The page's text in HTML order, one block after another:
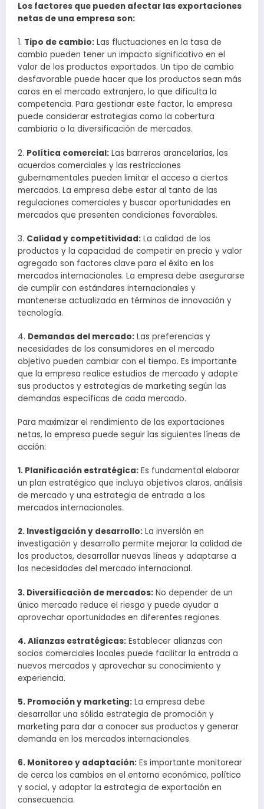
Los factores que pueden afectar las exportaciones
netas de una empresa son:
1. Tipo de cambio: Las fluctuaciones en la tasa de
cambio pueden tener un impacto significativo en el
valor de los productos exportados. Un tipo de cambio
desfavorable puede hacer que los productos sean más
caros en el mercado extranjero, lo que dificulta la
competencia. Para gestionar este factor, la empresa
puede considerar estrategias como la cobertura
cambiaria o la diversificación de mercados.
2. Política comercial: Las barreras arancelarias, los
acuerdos comerciales y las restricciones
gubernamentales pueden limitar el acceso a ciertos
mercados. La empresa debe estar al tanto de las
regulaciones comerciales y buscar oportunidades en
mercados que presenten condiciones favorables.
3. Calidad y competitividad: La calidad de los
productos y la capacidad de competir en precio y valor
agregado son factores clave para el éxito en los
mercados internacionales. La empresa debe asegurarse
de cumplir con estándares internacionales y
mantenerse actualizada en términos de innovación y
tecnología.
4. Demandas del mercado: Las preferencias y
necesidades de los consumidores en el mercado
objetivo pueden cambiar con el tiempo. Es importante
que la empresa realice estudios de mercado y adapte
sus productos y estrategias de marketing según las
demandas específicas de cada mercado.
Para maximizar el rendimiento de las exportaciones
netas, la empresa puede seguir las siguientes líneas de
acción:
1. Planificación estratégica: Es fundamental elaborar
un plan estratégico que incluya objetivos claros, análisis
de mercado y una estrategia de entrada a los
mercados internacionales.
2. Investigación y desarrollo: La inversión en
investigación y desarrollo permite mejorar la calidad de
los productos, desarrollar nuevas líneas y adaptarse a
las necesidades del mercado internacional.
3. Diversificación de mercados: No depender de un
único mercado reduce el riesgo y puede ayudar a
aprovechar oportunidades en diferentes regiones.
4. Alianzas estratégicas: Establecer alianzas con
socios comerciales locales puede facilitar la entrada a
nuevos mercados y aprovechar su conocimiento y
experiencia.
5. Promoción y marketing: La empresa debe
desarrollar una sólida estrategia de promoción y
marketing para dar a conocer sus productos y generar
demanda en los mercados internacionales.
6. Monitoreo y adaptación: Es importante monitorear
de cerca los cambios en el entorno económico, político
y social, y adaptar la estrategia de exportación en
consecuencia.